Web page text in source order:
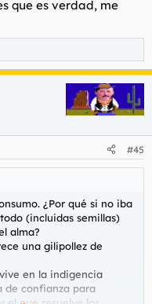
que es verdad, me
#45
¿Por qué si no iba
(incluidas semillas)
alma?
una gilipollez de
en la indigencia
de confianza para